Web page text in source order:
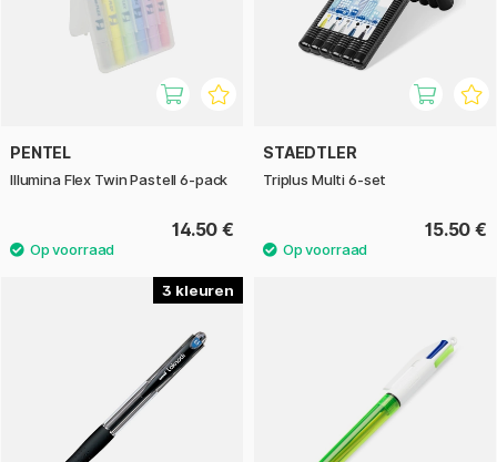
PENTEL
Illumina Flex Twin Pastell 6-pack
14.50 €
STAEDTLER
Triplus Multi 6-set
15.50 €
3